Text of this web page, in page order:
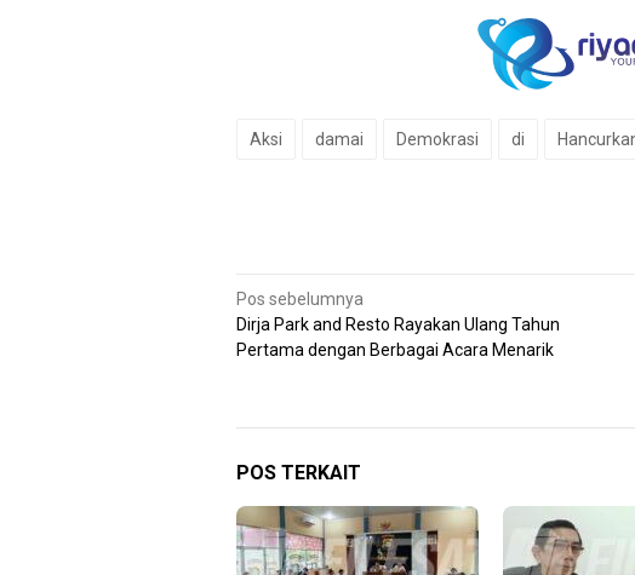
Aksi damai Demokrasi di
Navigasi
pos
Pos sebelumnya
Dirja Park and Resto Rayakan Ulang Tahun
Pertama dengan Berbagai Acara Menarik
POS TERKAIT